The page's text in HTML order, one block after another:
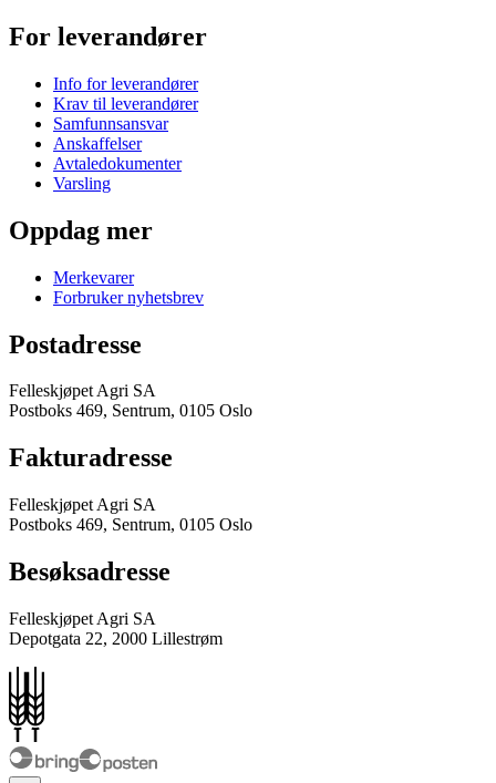
For leverandører
Info for leverandører
Krav til leverandører
Samfunnsansvar
Anskaffelser
Avtaledokumenter
Varsling
Oppdag mer
Merkevarer
Forbruker nyhetsbrev
Postadresse
Felleskjøpet Agri SA
Postboks 469, Sentrum, 0105 Oslo
Fakturadresse
Felleskjøpet Agri SA
Postboks 469, Sentrum, 0105 Oslo
Besøksadresse
Felleskjøpet Agri SA
Depotgata 22, 2000 Lillestrøm